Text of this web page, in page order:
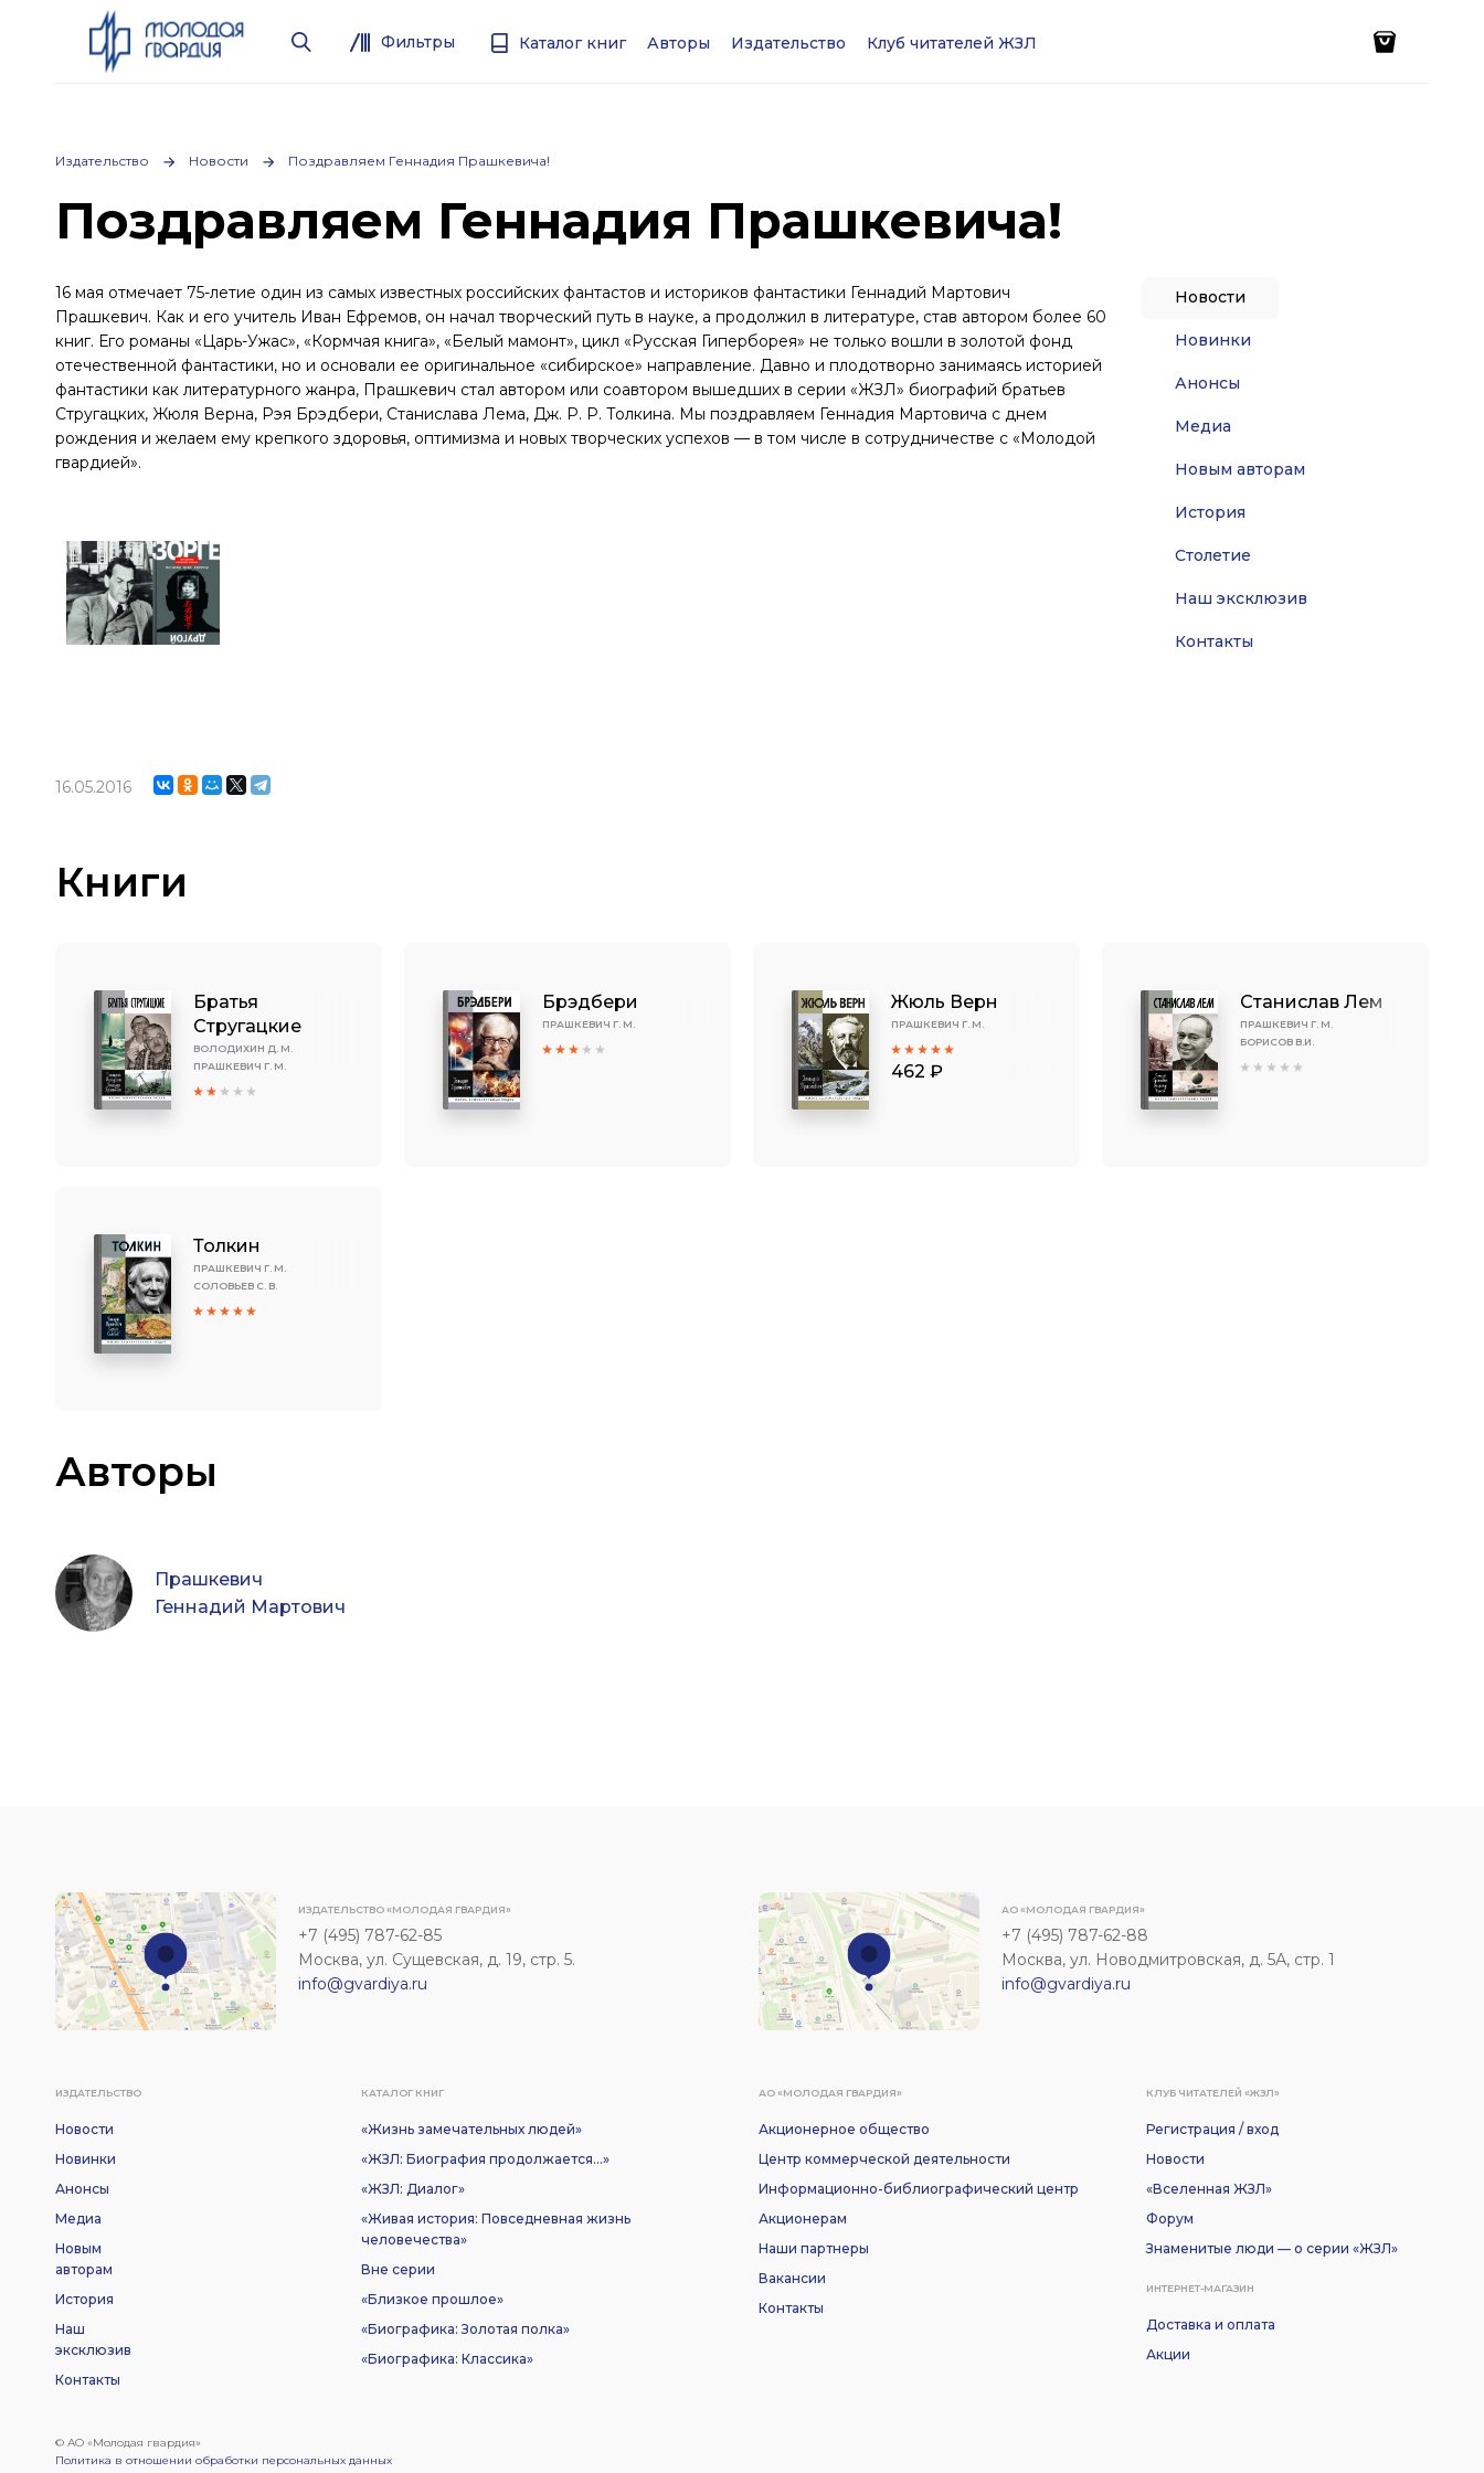
Фильтры Каталог книг Авторы Издательство Клуб читателей ЖЗЛ
Издательство Новости Поздравляем Геннадия Прашкевича!
Поздравляем Геннадия Прашкевича!
16 мая отмечает 75-летие один из самых известных российских фантастов и историков фантастики Геннадий Мартович
Прашкевич. Как и его учитель Иван Ефремов, он начал творческий путь в науке, а продолжил в литературе, став автором более 60
книг. Его романы «Царь-Ужас», «Кормчая книга», «Белый мамонт», цикл «Русская Гиперборея» не только вошли в золотой фонд
отечественной фантастики, но и основали ее оригинальное «сибирское» направление. Давно и плодотворно занимаясь историей
фантастики как литературного жанра, Прашкевич стал автором или соавтором вышедших в серии «ЖЗЛ» биографий братьев
Стругацких, Жюля Верна, Рэя Брэдбери, Станислава Лема, Дж. Р. Р. Толкина. Мы поздравляем Геннадия Мартовича с днем
рождения и желаем ему крепкого здоровья, оптимизма и новых творческих успехов — в том числе в сотрудничестве с «Молодой
гвардией».
Новости
Новинки
Анонсы
Медиа
Новым авторам
История
Столетие
Наш эксклюзив
Контакты
16.05.2016
Книги
Братья
Стругацкие
ВОЛОДИХИН Д. М.
ПРАШКЕВИЧ Г. М.
Брэдбери
ПРАШКЕВИЧ Г. М.
Жюль Верн
ПРАШКЕВИЧ Г. М.
462 ₽
Станислав Лем
ПРАШКЕВИЧ Г. М.
БОРИСОВ В.И.
Толкин
ПРАШКЕВИЧ Г. М.
СОЛОВЬЕВ С. В.
Авторы
Прашкевич
Геннадий Мартович
ИЗДАТЕЛЬСТВО «МОЛОДАЯ ГВАРДИЯ»
+7 (495) 787-62-85
Москва, ул. Сущевская, д. 19, стр. 5.
info@gvardiya.ru
АО «МОЛОДАЯ ГВАРДИЯ»
+7 (495) 787-62-88
Москва, ул. Новодмитровская, д. 5А, стр. 1
info@gvardiya.ru
ИЗДАТЕЛЬСТВО
Новости
Новинки
Анонсы
Медиа
Новым
авторам
История
Наш
эксклюзив
Контакты
КАТАЛОГ КНИГ
«Жизнь замечательных людей»
«ЖЗЛ: Биография продолжается...»
«ЖЗЛ: Диалог»
«Живая история: Повседневная жизнь
человечества»
Вне серии
«Близкое прошлое»
«Биографика: Золотая полка»
«Биографика: Классика»
АО «МОЛОДАЯ ГВАРДИЯ»
Акционерное общество
Центр коммерческой деятельности
Информационно-библиографический центр
Акционерам
Наши партнеры
Вакансии
Контакты
КЛУБ ЧИТАТЕЛЕЙ «ЖЗЛ»
Регистрация / вход
Новости
«Вселенная ЖЗЛ»
Форум
Знаменитые люди — о серии «ЖЗЛ»
ИНТЕРНЕТ-МАГАЗИН
Доставка и оплата
Акции
© АО «Молодая гвардия»
Политика в отношении обработки персональных данных